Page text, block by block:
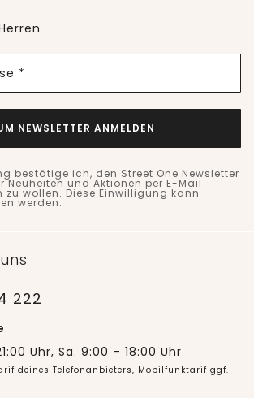
*
NEWSLETTER ANMELDEN
bestätige ich, den Street One Newsletter
Neuheiten und Aktionen per E-Mail
zu wollen. Diese Einwilligung kann
werden.
222
Uhr, Sa. 9:00 – 18:00 Uhr
deines Telefonanbieters, Mobilfunktarif ggf.